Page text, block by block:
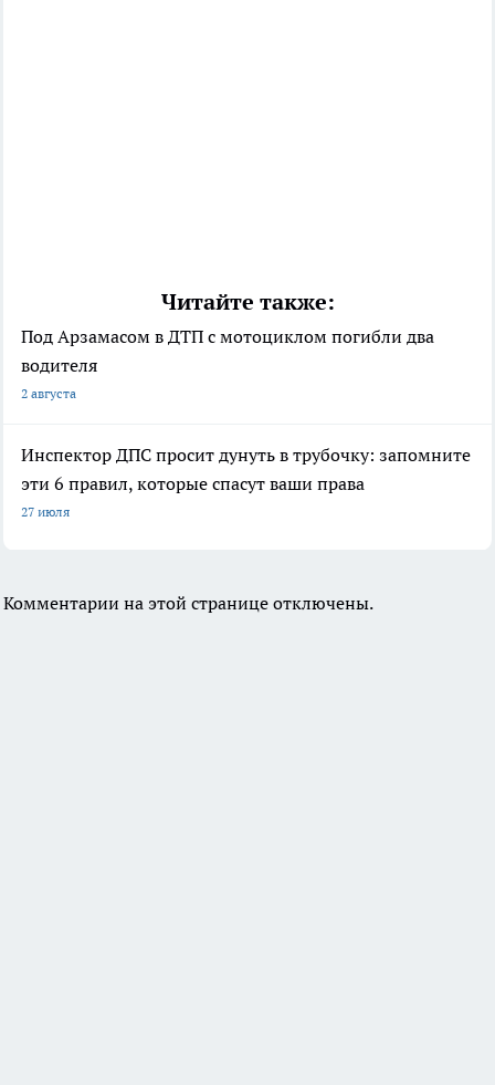
Читайте также:
Под Арзамасом в ДТП с мотоциклом погибли два
водителя
2 августа
Инспектор ДПС просит дунуть в трубочку: запомните
эти 6 правил, которые спасут ваши права
27 июля
Комментарии на этой странице отключены.